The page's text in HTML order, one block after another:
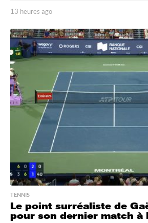
13 heures ago
h
e
r
s
a
g
o
TENNIS
Le point surréaliste de
pour son dernier match à